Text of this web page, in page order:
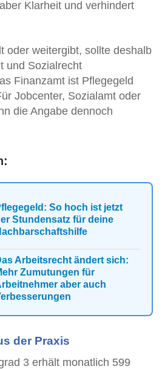
Klarheit und verhindert
oder weitergibt, sollte deshalb
und Sozialrecht
Finanzamt ist Pflegegeld
Jobcenter, Sozialamt oder
die Angabe dennoch
So hoch ist jetzt
Stundensatz für deine
Arbeitsrecht ändert sich:
Zumutungen für
aber auch
der Praxis
3 erhält monatlich 599